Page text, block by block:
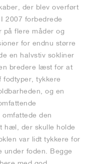
der blev overført
2007 forbedrede
på flere måder og
for endnu større
en halvstiv sokliner
bredere læst for at
fodtyper, tykkere
og en
den
hæl, der skulle holde
var lidt tykkere for
under foden. Begge